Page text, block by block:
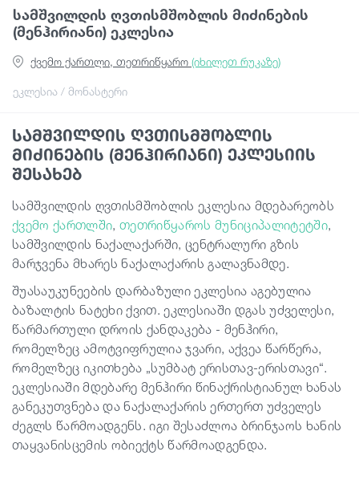
კვება და ღვინო
გიდები
ტრანსპორტი
ივენთები
დაგეგმე მოგზაურობა
საქართველო
სამშვილდის ღვთისმშობლის მიძინების
(მენჰირიანი) ეკლესია
ეკლესია / მონასტერი
ქვემო ქართლი, თეთრიწყარო (იხილეთ რუკაზე)
სამშვილდის ღვთისმშობლის
მიძინების (მენჰირიანი) ეკლესიის
შესახებ
სამშვილდის ღვთისმშობლის ეკლესია მდებარეობს
ქვემო ქართლში, თეთრიწყაროს მუნიციპალიტეტში,
სამშვილდის ნაქალაქარში, ცენტრალური გზის
მარჯვენა მხარეს ნაქალაქარის გალავნამდე.
შუასაუკუნეების დარბაზული ეკლესია აგებულია
ბაზალტის ნატეხი ქვით. ეკლესიაში დგას უძველესი,
წარმართული დროის ქანდაკება - მენჰირი,
რომელზეც ამოტვიფრულია ჯვარი, აქვეა წარწერა,
რომელზეც იკითხება „სუმბატ ერისთავ-ერისთავი“.
ეკლესიაში მდებარე მენჰირი წინაქრისტიანულ ხანას
განეკუთვნება და ნაქალაქარის ერთერთ უძველეს
ძეგლს წარმოადგენს. იგი შესაძლოა ბრინჯაოს ხანის
თაყვანისცემის ობიექტს წარმოადგენდა.